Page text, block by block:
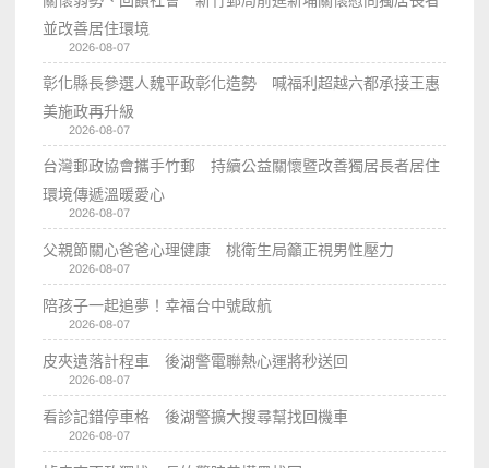
並改善居住環境
2026-08-07
彰化縣長參選人魏平政彰化造勢 喊福利超越六都承接王惠
美施政再升級
2026-08-07
台灣郵政協會攜手竹郵 持續公益關懷暨改善獨居長者居住
環境傳遞溫暖愛心
2026-08-07
父親節關心爸爸心理健康 桃衛生局籲正視男性壓力
2026-08-07
陪孩子一起追夢！幸福台中號啟航
2026-08-07
皮夾遺落計程車 後湖警電聯熱心運將秒送回
2026-08-07
看診記錯停車格 後湖警擴大搜尋幫找回機車
2026-08-07